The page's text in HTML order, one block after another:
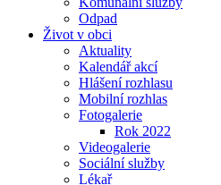
Odpad
Život v obci
Aktuality
Kalendář akcí
Hlášení rozhlasu
Mobilní rozhlas
Fotogalerie
Rok 2022
Videogalerie
Sociální služby
Lékař